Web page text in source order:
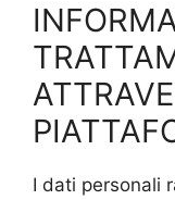
I dati personali